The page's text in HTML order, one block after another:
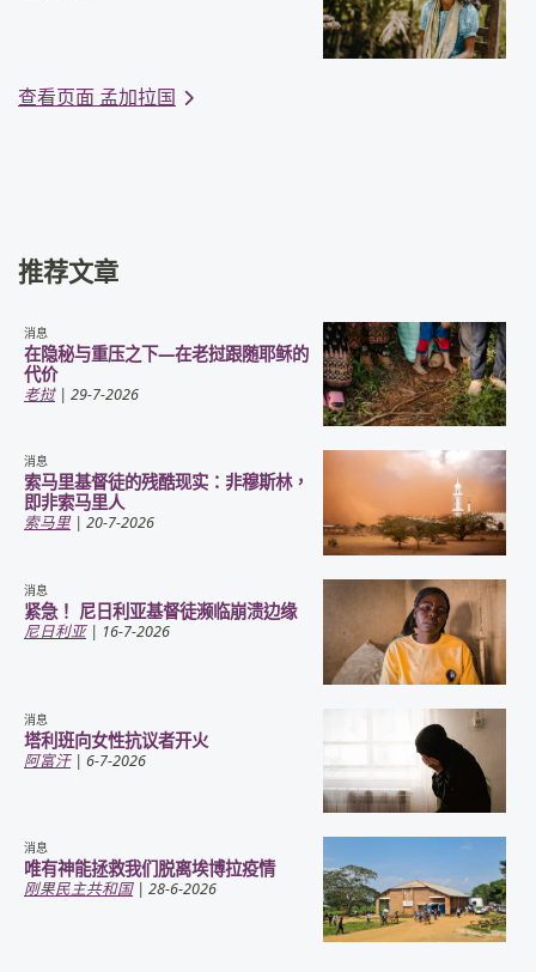
查看页面 孟加拉国
推荐文章
消息
在隐秘与重压之下—在老挝跟随耶稣的
代价
老挝| 29-7-2026
消息
索马里基督徒的残酷现实：非穆斯林，
即非索马里人
索马里| 20-7-2026
消息
紧急！ 尼日利亚基督徒濒临崩溃边缘
尼日利亚| 16-7-2026
消息
塔利班向女性抗议者开火
阿富汗| 6-7-2026
消息
唯有神能拯救我们脱离埃博拉疫情
刚果民主共和国| 28-6-2026